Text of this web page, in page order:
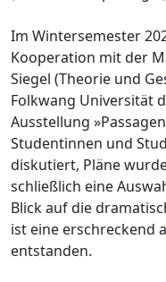
Im Wintersemester
Kooperation mit der
Siegel (Theorie und
Folkwang Universität
Ausstellung
Studentinnen und
diskutiert, Pläne
schließlich eine
Blick auf die
ist eine erschreckend
entstanden.